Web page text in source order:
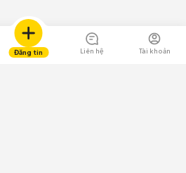
Đăng tin Liên hệ Tài khoản